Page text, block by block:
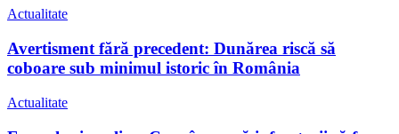
Actualitate
Avertisment fără precedent: Dunărea riscă să
coboare sub minimul istoric în România
Actualitate